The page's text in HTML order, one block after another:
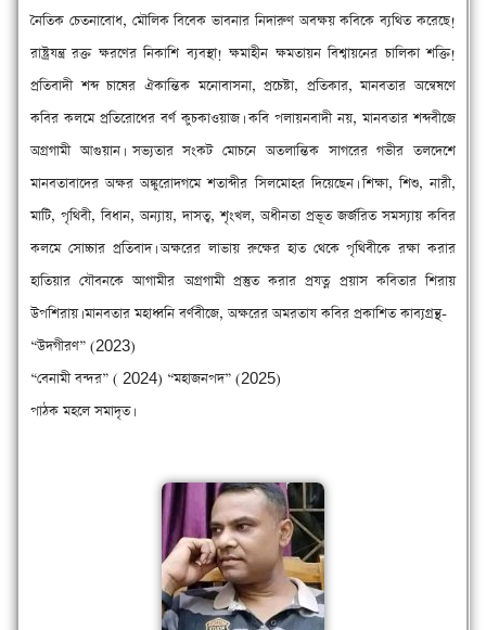
নৈতিক চেতনাবোধ, মৌলিক বিবেক ভাবনার নিদারুণ অবক্ষয় কবিকে ব্যথিত করেছে!
রাষ্ট্রযন্ত্র রক্ত ক্ষরণের নিকাশি ব্যবস্থা! ক্ষমাহীন ক্ষমতায়ন বিশ্বায়নের চালিকা শক্তি!
প্রতিবাদী শব্দ চাষের ঐকান্তিক মনোবাসনা, প্রচেষ্টা, প্রতিকার, মানবতার অন্বেষণে
কবির কলমে প্রতিরোধের বর্ণ কুচকাওয়াজ। কবি পলায়নবাদী নয়, মানবতার শব্দবীজে
অগ্রগামী আগুয়ান। সভ্যতার সংকট মোচনে অতলান্তিক সাগরের গভীর তলদেশে
মানবতাবাদের অক্ষর অঙ্কুরোদগমে শতাব্দীর সিলমোহর দিয়েছেন। শিক্ষা, শিশু, নারী,
মাটি, পৃথিবী, বিধান, অন্যায়, দাসত্ব, শৃংখল, অধীনতা প্রভূত জর্জরিত সমস্যায় কবির
কলমে সোচ্চার প্রতিবাদ। অক্ষরের লাভায় রুক্ষের হাত থেকে পৃথিবীকে রক্ষা করার
হাতিয়ার যৌবনকে আগামীর অগ্রগামী প্রস্তুত করার প্রযত্ন প্রয়াস কবিতার শিরায়
উপশিরায়। মানবতার মহাধ্বনি বর্ণবীজে, অক্ষরের অমরতায কবির প্রকাশিত কাব্যগ্রন্থ-
“উদগীরণ” (2023)
“বেনামী বন্দর” ( 2024) “মহাজনপদ” (2025)
পাঠক মহলে সমাদৃত।